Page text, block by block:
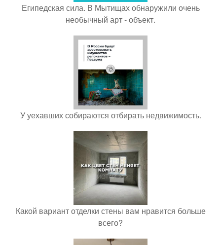
Египедская сила. В Мытищах обнаружили очень
необычный арт - объект.
У уехавших собираются отбирать недвижимость.
Какой вариант отделки стены вам нравится больше
всего?